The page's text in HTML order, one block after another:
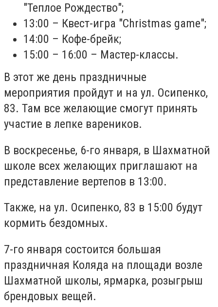
"Теплое Рождество";
13:00 – Квест-игра "Christmas game";
14:00 – Кофе-брейк;
15:00 – 16:00 – Мастер-классы.
В этот же день праздничные
мероприятия пройдут и на ул. Осипенко,
83. Там все желающие смогут принять
участие в лепке вареников.
В воскресенье, 6-го января, в Шахматной
школе всех желающих приглашают на
представление вертепов в 13:00.
Также, на ул. Осипенко, 83 в 15:00 будут
кормить бездомных.
7-го января состоится большая
праздничная Коляда на площади возле
Шахматной школы, ярмарка, розыгрыш
брендовых вещей.